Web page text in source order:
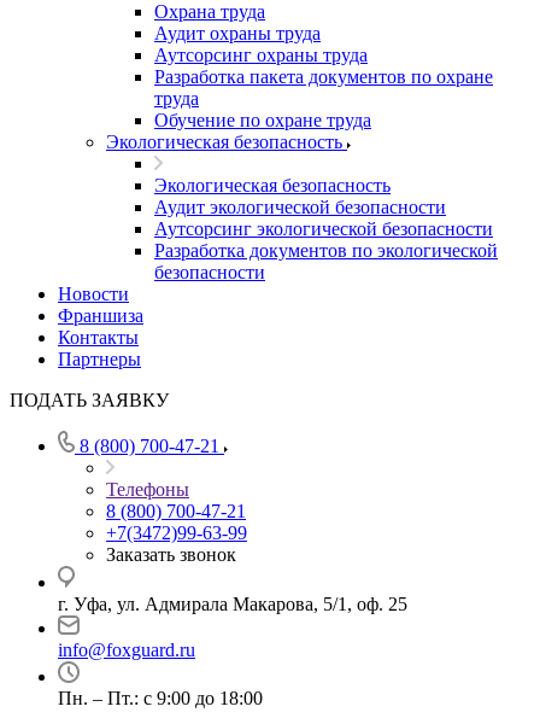
Охрана труда
Аудит охраны труда
Аутсорсинг охраны труда
Разработка пакета документов по охране
труда
Обучение по охране труда
Экологическая безопасность
Экологическая безопасность
Аудит экологической безопасности
Аутсорсинг экологической безопасности
Разработка документов по экологической
безопасности
Новости
Франшиза
Контакты
Партнеры
ПОДАТЬ ЗАЯВКУ
8 (800) 700-47-21
Телефоны
8 (800) 700-47-21
+7(3472)99-63-99
Заказать звонок
г. Уфа, ул. Адмирала Макарова, 5/1, оф. 25
info@foxguard.ru
Пн. – Пт.: с 9:00 до 18:00